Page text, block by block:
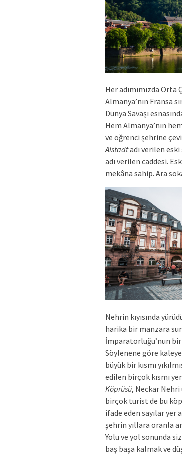
Her adımımızda
Almanya’nın Fransa
Dünya Savaşı
Hem Almanya’nın
ve öğrenci şehrine
Alstadtadı verilen
adı verilen caddesi.
mekâna sahip. Ara
Nehrin kıyısında
harika bir manzara
İmparatorluğu’nun
Söylenene göre
büyük bir kısmı
edilen birçok kısmı
Köprüsü, Neckar
birçok turist de bu
ifade eden sayılar yer
şehrin yıllara oranla
Yolu ve yol sonunda
baş başa kalmak ve